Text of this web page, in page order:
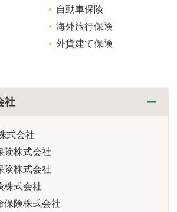
自動車保険
海外旅行保険
外貨建て保険
社
式会社
険株式会社
険株式会社
株式会社
保険株式会社